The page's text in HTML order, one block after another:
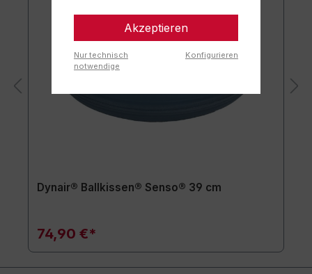
Dynair® Ballkissen® Senso® 39 cm
74,90 €*
Akzeptieren
Nur technisch
notwendige
Konfigurieren